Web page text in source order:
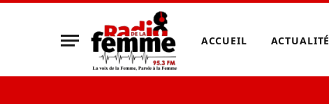
ACCUEIL ACTUALITÉ